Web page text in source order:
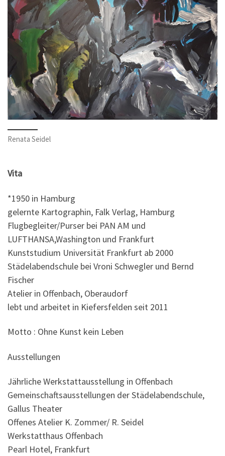
Renata Seidel
Vita
*1950 in Hamburg
gelernte Kartographin, Falk Verlag, Hamburg
Flugbegleiter/Purser bei PAN AM und
LUFTHANSA,Washington und Frankfurt
Kunststudium Universität Frankfurt ab 2000
Städelabendschule bei Vroni Schwegler und Bernd
Fischer
Atelier in Offenbach, Oberaudorf
lebt und arbeitet in Kiefersfelden seit 2011
Motto : Ohne Kunst kein Leben
Ausstellungen
Jährliche Werkstattausstellung in Offenbach
Gemeinschaftsausstellungen der Städelabendschule,
Gallus Theater
Offenes Atelier K. Zommer/ R. Seidel
Werkstatthaus Offenbach
Pearl Hotel, Frankfurt